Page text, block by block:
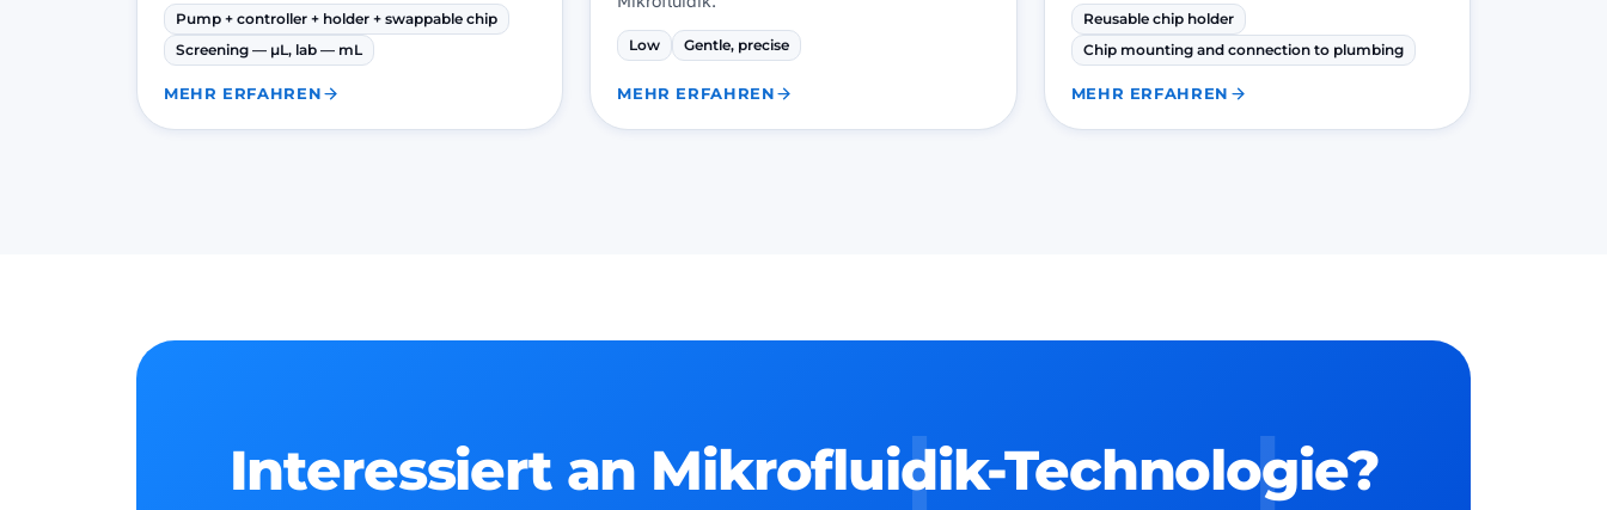
Pump + controller + holder + swappable chip
Screening — µL, lab — mL
MEHR ERFAHREN
Low Gentle, precise
MEHR ERFAHREN
Reusable chip holder
Chip mounting and connection to plumbing
MEHR ERFAHREN
Interessiert an Mikrofluidik-Technologie?